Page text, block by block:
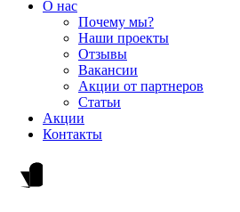
О нас
Почему мы?
Наши проекты
Отзывы
Вакансии
Акции от партнеров
Статьи
Акции
Контакты